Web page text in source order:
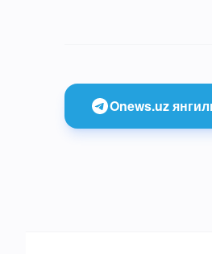
Onews.uz